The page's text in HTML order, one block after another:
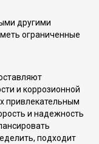
другими
ограниченные
и коррозионной
привлекательным
и надежность
подходит